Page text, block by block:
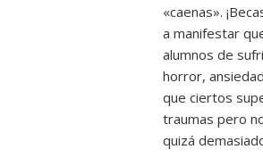
«caenas».
a manifestar
alumnos de
horror,
que ciertos
traumas pero
quizá